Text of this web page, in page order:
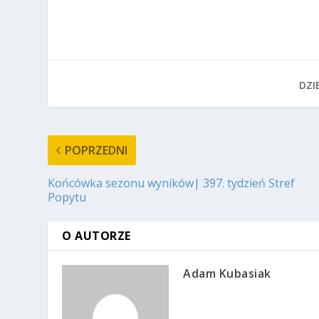
POPRZEDNI
Końcówka sezonu wyników| 397. tydzień Stref
Popytu
O AUTORZE
Adam Kubasiak